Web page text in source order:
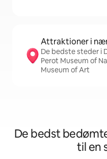
Attraktioner i
De bedste steder i
Perot Museum of
Museum of Art
De bedst
til en